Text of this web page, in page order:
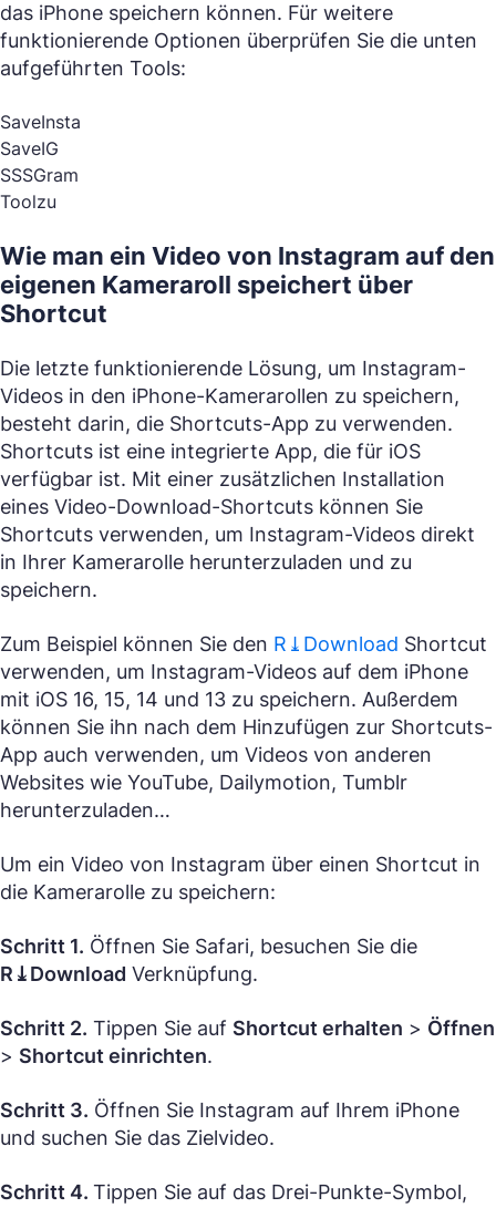
das iPhone speichern können. Für weitere
funktionierende Optionen überprüfen Sie die unten
aufgeführten Tools:
SaveInsta
SaveIG
SSSGram
Toolzu
Wie man ein Video von Instagram auf den
eigenen Kameraroll speichert über
Shortcut
Die letzte funktionierende Lösung, um Instagram-
Videos in den iPhone-Kamerarollen zu speichern,
besteht darin, die Shortcuts-App zu verwenden.
Shortcuts ist eine integrierte App, die für iOS
verfügbar ist. Mit einer zusätzlichen Installation
eines Video-Download-Shortcuts können Sie
Shortcuts verwenden, um Instagram-Videos direkt
in Ihrer Kamerarolle herunterzuladen und zu
speichern.
Zum Beispiel können Sie den R⤓Download Shortcut
verwenden, um Instagram-Videos auf dem iPhone
mit iOS 16, 15, 14 und 13 zu speichern. Außerdem
können Sie ihn nach dem Hinzufügen zur Shortcuts-
App auch verwenden, um Videos von anderen
Websites wie YouTube, Dailymotion, Tumblr
herunterzuladen…
Um ein Video von Instagram über einen Shortcut in
die Kamerarolle zu speichern:
Schritt 1. Öffnen Sie Safari, besuchen Sie die
R⤓Download Verknüpfung.
Schritt 2. Tippen Sie auf Shortcut erhalten > Öffnen
> Shortcut einrichten.
Schritt 3. Öffnen Sie Instagram auf Ihrem iPhone
und suchen Sie das Zielvideo.
Schritt 4. Tippen Sie auf das Drei-Punkte-Symbol,